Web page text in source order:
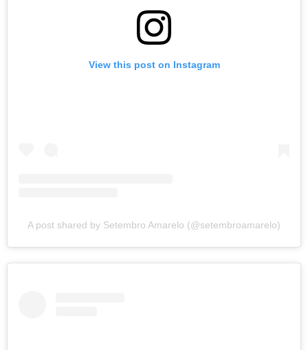
View this post on Instagram
A post shared by Setembro Amarelo (@setembroamarelo)